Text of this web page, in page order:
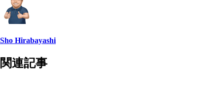
Sho Hirabayashi
関連記事